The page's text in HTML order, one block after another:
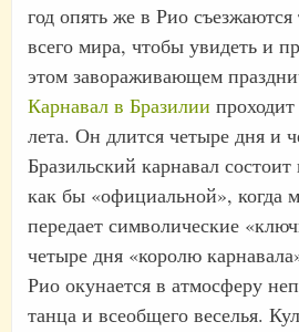
год опять же в Рио
всего мира, чтобы увидеть и
этом завораживающем
Карнавал в Бразилии
лета. Он длится четыре дня и
Бразильский карнавал состоит
как бы «официальной», когда
передает символические
четыре дня «королю
Рио окунается в атмосферу
танца и всеобщего веселья.